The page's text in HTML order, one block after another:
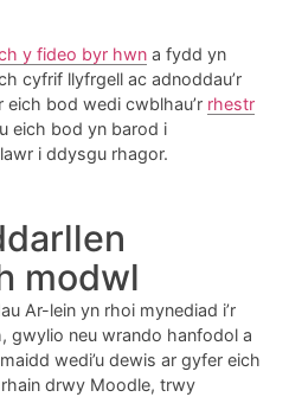
y fideo byr hwn a fydd yn
cyfrif llyfrgell ac adnoddau’r
bod wedi cwblhau’r rhestr
eich bod yn barod i
i ddysgu rhagor.
modwl
Ar-lein yn rhoi mynediad i’r
gwylio neu wrando hanfodol a
wedi’u dewis ar gyfer eich
drwy Moodle, trwy